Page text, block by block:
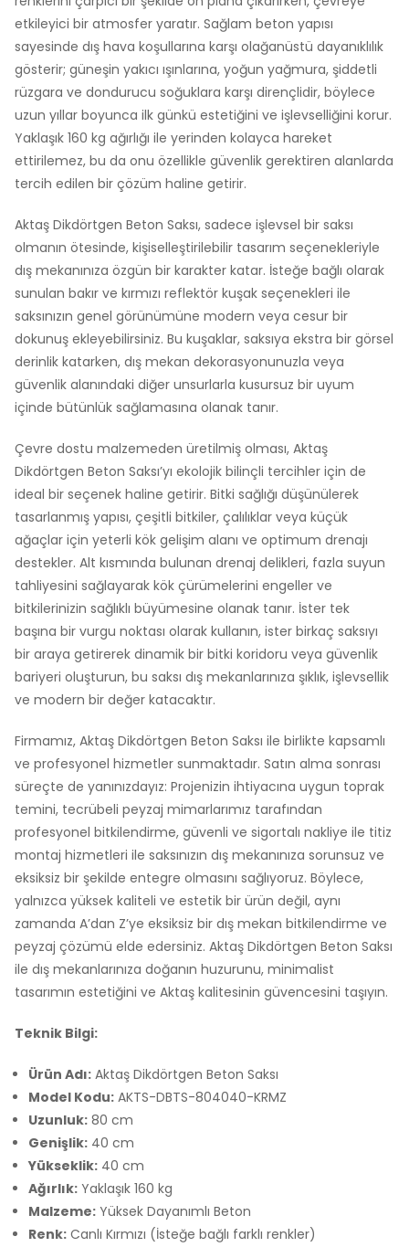
etkileyici bir atmosfer yaratır. Sağlam beton yapısı
sayesinde dış hava koşullarına karşı olağanüstü dayanıklılık
gösterir; güneşin yakıcı ışınlarına, yoğun yağmura, şiddetli
rüzgara ve dondurucu soğuklara karşı dirençlidir, böylece
uzun yıllar boyunca ilk günkü estetiğini ve işlevselliğini korur.
Yaklaşık 160 kg ağırlığı ile yerinden kolayca hareket
ettirilemez, bu da onu özellikle güvenlik gerektiren alanlarda
tercih edilen bir çözüm haline getirir.
Aktaş Dikdörtgen Beton Saksı, sadece işlevsel bir saksı
olmanın ötesinde, kişiselleştirilebilir tasarım seçenekleriyle
dış mekanınıza özgün bir karakter katar. İsteğe bağlı olarak
sunulan bakır ve kırmızı reflektör kuşak seçenekleri ile
saksınızın genel görünümüne modern veya cesur bir
dokunuş ekleyebilirsiniz. Bu kuşaklar, saksıya ekstra bir görsel
derinlik katarken, dış mekan dekorasyonunuzla veya
güvenlik alanındaki diğer unsurlarla kusursuz bir uyum
içinde bütünlük sağlamasına olanak tanır.
Çevre dostu malzemeden üretilmiş olması, Aktaş
Dikdörtgen Beton Saksı’yı ekolojik bilinçli tercihler için de
ideal bir seçenek haline getirir. Bitki sağlığı düşünülerek
tasarlanmış yapısı, çeşitli bitkiler, çalılıklar veya küçük
ağaçlar için yeterli kök gelişim alanı ve optimum drenajı
destekler. Alt kısmında bulunan drenaj delikleri, fazla suyun
tahliyesini sağlayarak kök çürümelerini engeller ve
bitkilerinizin sağlıklı büyümesine olanak tanır. İster tek
başına bir vurgu noktası olarak kullanın, ister birkaç saksıyı
bir araya getirerek dinamik bir bitki koridoru veya güvenlik
bariyeri oluşturun, bu saksı dış mekanlarınıza şıklık, işlevsellik
ve modern bir değer katacaktır.
Firmamız, Aktaş Dikdörtgen Beton Saksı ile birlikte kapsamlı
ve profesyonel hizmetler sunmaktadır. Satın alma sonrası
süreçte de yanınızdayız: Projenizin ihtiyacına uygun toprak
temini, tecrübeli peyzaj mimarlarımız tarafından
profesyonel bitkilendirme, güvenli ve sigortalı nakliye ile titiz
montaj hizmetleri ile saksınızın dış mekanınıza sorunsuz ve
eksiksiz bir şekilde entegre olmasını sağlıyoruz. Böylece,
yalnızca yüksek kaliteli ve estetik bir ürün değil, aynı
zamanda A’dan Z’ye eksiksiz bir dış mekan bitkilendirme ve
peyzaj çözümü elde edersiniz. Aktaş Dikdörtgen Beton Saksı
ile dış mekanlarınıza doğanın huzurunu, minimalist
tasarımın estetiğini ve Aktaş kalitesinin güvencesini taşıyın.
Teknik Bilgi:
Ürün Adı: Aktaş Dikdörtgen Beton Saksı
Model Kodu: AKTS-DBTS-804040-KRMZ
Uzunluk: 80 cm
Genişlik: 40 cm
Yükseklik: 40 cm
Ağırlık: Yaklaşık 160 kg
Malzeme: Yüksek Dayanımlı Beton
Renk: Canlı Kırmızı (İsteğe bağlı farklı renkler)